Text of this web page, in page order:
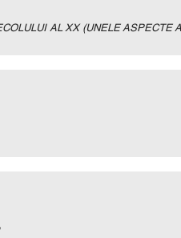
AL XX (UNELE ASPECTE